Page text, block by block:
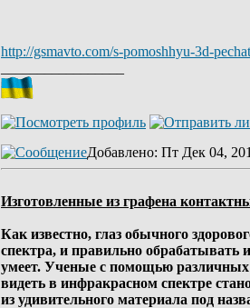
http://gsmavto.com/s-pomoshhyu-3d-
Добавлено: Пт Дек 04,
Изготовленные из графена
Как известно, глаз обычного
спектра, и правильно обрабатывать
умеет. Ученые с помощью различных
видеть в инфракрасном спектре
из удивительного материала под